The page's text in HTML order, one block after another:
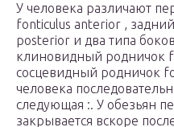
У человека различают
fonticulus anterior ,
posterior и два типа
клиновидный родничок
сосцевидный родничок
человека
следующая :. У обезьян
закрывается вскоре